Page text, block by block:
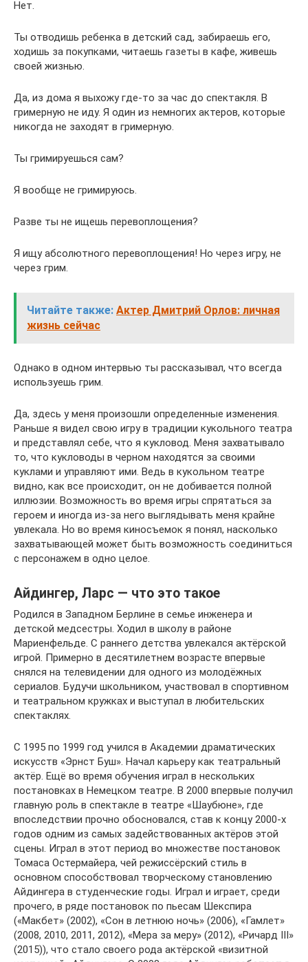
Нет.
Ты отводишь ребенка в детский сад, забираешь его,
ходишь за покупками, читаешь газеты в кафе, живешь
своей жизнью.
Да, из дома я выхожу где-то за час до спектакля. В
гримерную не иду. Я один из немногих актеров, которые
никогда не заходят в гримерную.
Ты гримируешься сам?
Я вообще не гримируюсь.
Разве ты не ищешь перевоплощения?
Я ищу абсолютного перевоплощения! Но через игру, не
через грим.
Читайте также: Актер Дмитрий Орлов: личная
жизнь сейчас
Однако в одном интервью ты рассказывал, что всегда
используешь грим.
Да, здесь у меня произошли определенные изменения.
Раньше я видел свою игру в традиции кукольного театра
и представлял себе, что я кукловод. Меня захватывало
то, что кукловоды в черном находятся за своими
куклами и управляют ими. Ведь в кукольном театре
видно, как все происходит, он не добивается полной
иллюзии. Возможность во время игры спрятаться за
героем и иногда из-за него выглядывать меня крайне
увлекала. Но во время киносъемок я понял, насколько
захватывающей может быть возможность соединиться
с персонажем в одно целое.
Айдингер, Ларс — что это такое
Родился в Западном Берлине в семье инженера и
детской медсестры. Ходил в школу в районе
Мариенфельде. С раннего детства увлекался актёрской
игрой. Примерно в десятилетнем возрасте впервые
снялся на телевидении для одного из молодёжных
сериалов. Будучи школьником, участвовал в спортивном
и театральном кружках и выступал в любительских
спектаклях.
С 1995 по 1999 год учился в Академии драматических
искусств «Эрнст Буш». Начал карьеру как театральный
актёр. Ещё во время обучения играл в нескольких
постановках в Немецком театре. В 2000 впервые получил
главную роль в спектакле в театре «Шаубюне», где
впоследствии прочно обосновался, став к концу 2000-х
годов одним из самых задействованных актёров этой
сцены. Играл в этот период во множестве постановок
Томаса Остермайера, чей режиссёрский стиль в
основном способствовал творческому становлению
Айдингера в студенческие годы. Играл и играет, среди
прочего, в ряде постановок по пьесам Шекспира
(«Макбет» (2002), «Сон в летнюю ночь» (2006), «Гамлет»
(2008, 2010, 2011, 2012), «Мера за меру» (2012), «Ричард III»
(2015)), что стало своего рода актёрской «визитной